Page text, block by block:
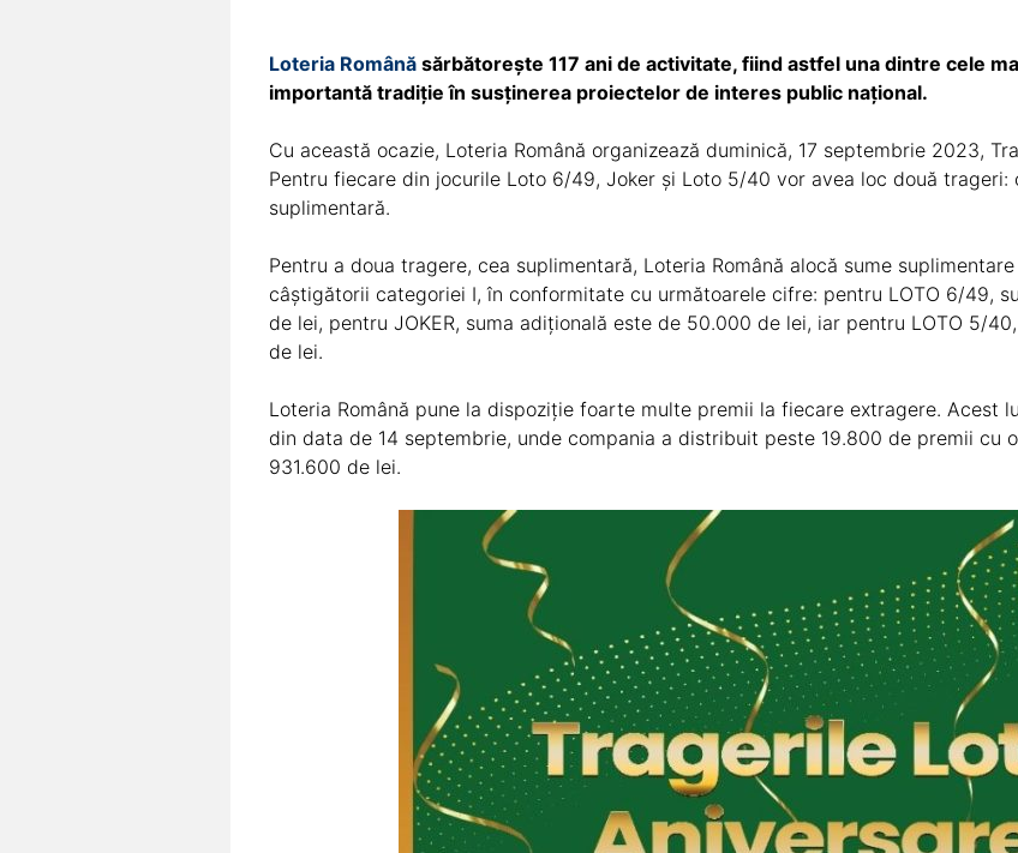
Loteria Română sărbătorește 117 ani de activitate, fiind astfel una dintre cele
importantă tradiție în susținerea proiectelor de interes public național.
Cu această ocazie, Loteria Română organizează duminică, 17 septembrie 2023,
Pentru fiecare din jocurile Loto 6/49, Joker și Loto 5/40 vor avea loc două
suplimentară.
Pentru a doua tragere, cea suplimentară, Loteria Română alocă sume
câștigătorii categoriei I, în conformitate cu următoarele cifre: pentru LOTO 6/49,
de lei, pentru JOKER, suma adițională este de 50.000 de lei, iar pentru LOTO 5/
de lei.
Loteria Română pune la dispoziție foarte multe premii la fiecare extragere. Acest
din data de 14 septembrie, unde compania a distribuit peste 19.800 de premii cu
931.600 de lei.